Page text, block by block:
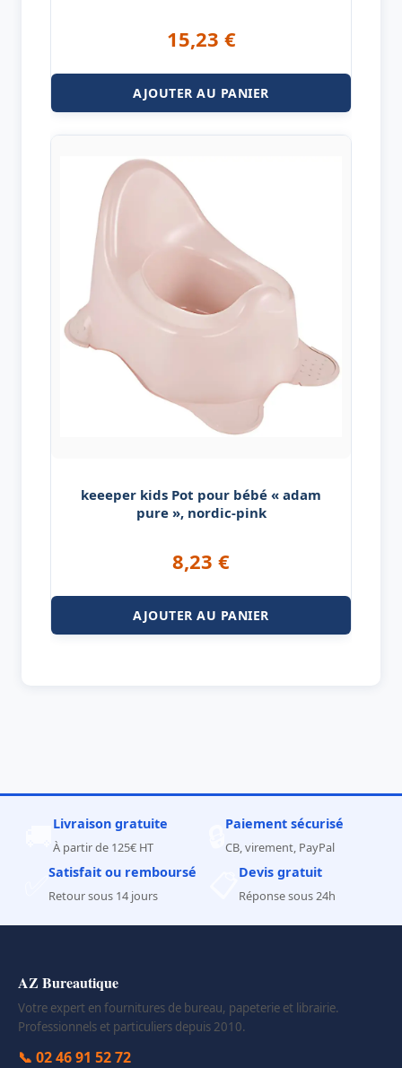
15,23 €
AJOUTER AU PANIER
keeeper kids Pot pour bébé « adam
pure », nordic-pink
8,23 €
AJOUTER AU PANIER
Livraison gratuite
À partir de 125€ HT
Paiement sécurisé
CB, virement, PayPal
Satisfait ou remboursé
Retour sous 14 jours
Devis gratuit
Réponse sous 24h
AZ Bureautique
Votre expert en fournitures de bureau, papeterie et librairie.
Professionnels et particuliers depuis 2010.
📞 02 46 91 52 72